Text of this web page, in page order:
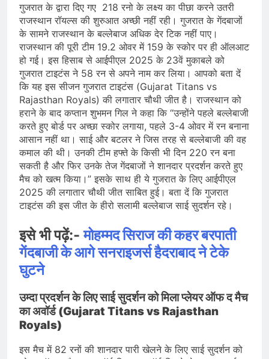
गुजरात के द्वारा दिए गए 218 रनो के लक्ष्य का पीछा करने उतरी
राजस्थान रॉयल्स की शुरुआत अच्छी नहीं रही। गुजरात के गेंदबाजों
के सामने राजस्थान के बल्लेबाज अधिक देर टिक नहीं पाए।
राजस्थान की पूरी टीम 19.2 ओवर में 159 के स्कोर पर ही ऑलआट
हो गई। इस हिसाब से आईपीएल 2025 के 23वें मुकाबले को
गुजरात टाइटंस ने 58 रन से अपने नाम कर लिया। आपको बता दें
कि यह इस सीजन गुजरात टाइटंस (Gujarat Titans vs
Rajasthan Royals) की लगातार चौथी जीत है। राजस्थान को
हराने के बाद कप्तान शुभमन गिल ने कहा कि “उन्होंने पहले बल्लेबाजी
करते हुए बोर्ड पर अच्छा स्कोर लगाया, पहले 3-4 ओवर में रन बनाना
आसान नहीं था। साई और बटलर ने जिस तरह से बल्लेबाजी की वह
कमाल की थी। उनकी टीम हफ्ते के किसी भी दिन 220 रन बना
सकती है और फिर उनके तेज गेंदबाजों ने शानदार प्रदर्शन करते हुए
मैच को खत्म किया।” इसके साथ ही ये गुजरात के लिए आईपीएल
2025 की लगातार चौथी जीत साबित हुई। बता दें कि गुजरात
टाइटंस की इस जीत के हीरो सलामी बल्लेबाज साई सुदर्शन रहे।
इसे भी पढ़ें:-मोहम्मद सिराज की कहर बरपाती
गेंदबाजी के आगे सनराइजर्स हैदराबाद ने टेके
घुटने
उम्दा प्रदर्शन के लिए साई सुदर्शन को मिला प्लेयर ऑफ द मैच
का अवॉर्ड (Gujarat Titans vs Rajasthan
Royals)
इस मैच में 82 रनों की शानदार पारी खेलने के लिए साई सुदर्शन को